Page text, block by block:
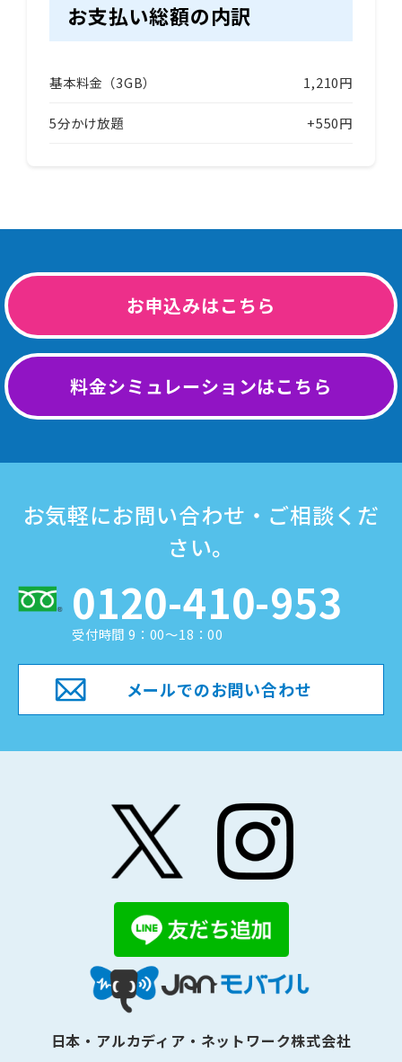
お支払い総額の内訳
基本料金（3GB） 1,210円
5分かけ放題 +550円
お申込みはこちら
料金シミュレーションはこちら
お気軽にお問い合わせ・ご相談くだ
さい。
0120-410-953
受付時間 9：00～18：00
メールでのお問い合わせ
日本・アルカディア・ネットワーク株式会社